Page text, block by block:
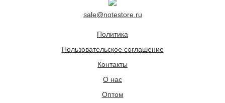
sale@notestore.ru
Политика
Пользовательское соглашение
Контакты
О нас
Оптом